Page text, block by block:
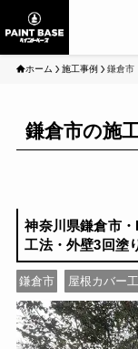
ホーム 施工事例 鎌倉市
鎌倉市の施
神奈川県鎌倉市
工法・外壁3回塗
寿命を延ばします
鎌倉市 屋根カバー